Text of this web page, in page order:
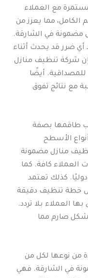
مع العملاء
مما يعزز من
مضمونة في الشارقة.
أي ضرر قد يحدث أثناء
شركة تنظيف منازل
للمصداقية. أيضًا
مع نتائج تفوق
طاقمها بصفة
الأسطح
منازل مضمونة
العملاء كافة. كما
كذلك تعتمد
خطة تنظيف دقيقة
العملاء بلا تردد.
صارم مما
من نوعها لكل من
في الشارقة. فهي